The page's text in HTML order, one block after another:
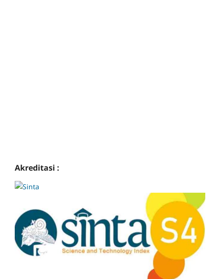
Akreditasi :